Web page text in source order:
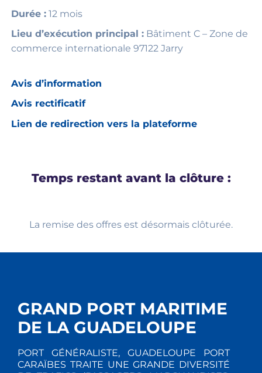
Durée :12 mois
Lieu d’exécution principal :Bâtiment C – Zone de
commerce internationale 97122 Jarry
Avis d’information
Avis rectificatif
Lien de redirection vers la plateforme
Temps restant avant la clôture :
La remise des offres est désormais clôturée.
GRAND PORT MARITIME
DE LA GUADELOUPE
PORT GÉNÉRALISTE, GUADELOUPE PORT
CARAÏBES TRAITE UNE GRANDE DIVERSITÉ